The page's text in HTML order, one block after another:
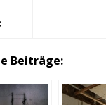
Beiträge: